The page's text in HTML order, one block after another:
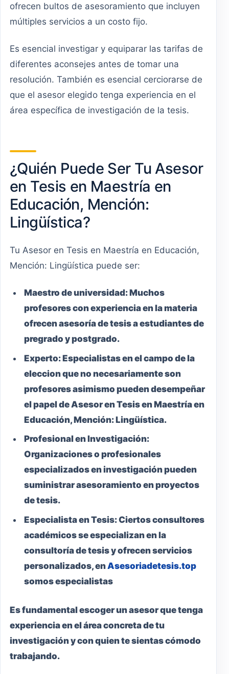
ofrecen bultos de asesoramiento que incluyen
múltiples servicios a un costo fijo.
Es esencial investigar y equiparar las tarifas de
diferentes aconsejes antes de tomar una
resolución. También es esencial cerciorarse de
que el asesor elegido tenga experiencia en el
área específica de investigación de la tesis.
¿Quién Puede Ser Tu Asesor
en Tesis en Maestría en
Educación, Mención:
Lingüística?
Tu Asesor en Tesis en Maestría en Educación,
Mención: Lingüística puede ser:
Maestrode universidad:Muchos
profesores con experiencia en la materia
ofrecen asesoría de tesis a estudiantes de
pregrado y postgrado.
Experto:Especialistas en el campo de la
eleccion que no necesariamente son
profesores asimismo pueden desempeñar
el papel de Asesor en Tesis en Maestría en
Educación, Mención: Lingüística.
Profesional en Investigación:
Organizaciones o profesionales
especializados en investigación pueden
suministrar asesoramiento en proyectos
de tesis.
Especialista en Tesis:Ciertos consultores
académicos se especializan en la
consultoría de tesis y ofrecen servicios
personalizados, enAsesoriadetesis.top
somos especialistas
Es fundamental escoger un asesor que tenga
experiencia en el área concreta de tu
investigación y con quien te sientas cómodo
trabajando.